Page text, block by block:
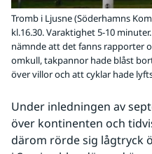
Tromb i Ljusne (Söderhamns
kl.16.30. Varaktighet 5-10
nämnde att det fanns rapporter
omkull, takpannor hade blåst
över villor och att cyklar hade
Under inledningen av
över kontinenten och
därom rörde sig lågtryck